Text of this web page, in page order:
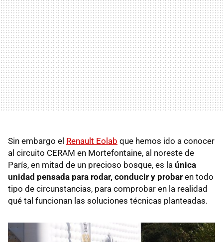
Sin embargo el Renault Eolab que hemos ido a conocer
al circuito CERAM en Mortefontaine, al noreste de
París, en mitad de un precioso bosque, es la única
unidad pensada para rodar, conducir y probar en todo
tipo de circunstancias, para comprobar en la realidad
qué tal funcionan las soluciones técnicas planteadas.